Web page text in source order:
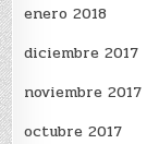
enero 2018
diciembre 2017
noviembre 2017
octubre 2017